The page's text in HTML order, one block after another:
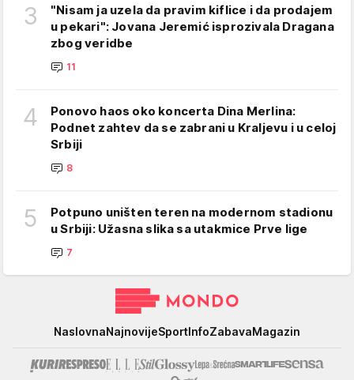
3
"Nisam ja uzela da pravim kiflice i da prodajem
u pekari": Jovana Jeremić isprozivala Dragana
zbog veridbe
11
4
Ponovo haos oko koncerta Dina Merlina:
Podnet zahtev da se zabrani u Kraljevu i u celoj
Srbiji
8
5
Potpuno uništen teren na modernom stadionu
u Srbiji: Užasna slika sa utakmice Prve lige
7
NaslovnaNajnovijeSportInfoZabavaMagazin